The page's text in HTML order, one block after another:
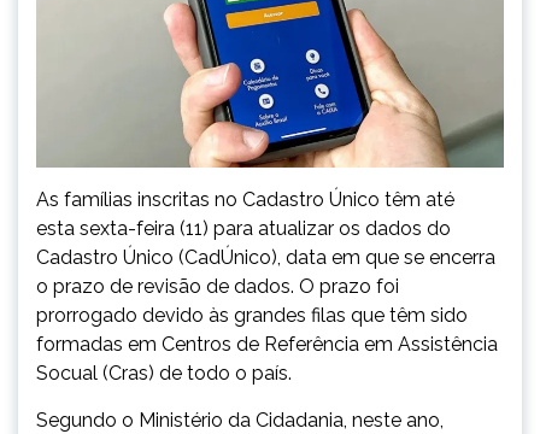
As famílias inscritas no Cadastro Único têm até
esta sexta-feira (11) para atualizar os dados do
Cadastro Único (CadÚnico), data em que se encerra
o prazo de revisão de dados. O prazo foi
prorrogado devido às grandes filas que têm sido
formadas em Centros de Referência em Assistência
Socual (Cras) de todo o país.
Segundo o Ministério da Cidadania, neste ano,